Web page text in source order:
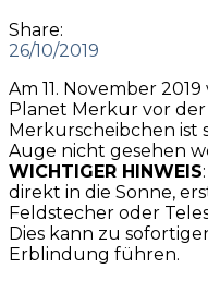
Share:
26/10/2019
Am 11. November
Planet Merkur vor der
Merkurscheibchen ist
Auge nicht gesehen
WICHTIGER HINWEIS
direkt in die Sonne,
Feldstecher oder
Dies kann zu
Erblindung führen.